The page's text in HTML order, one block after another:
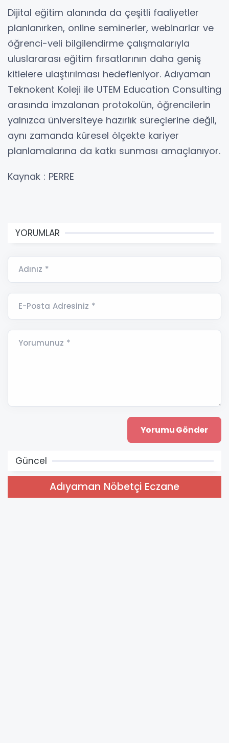
Dijital eğitim alanında da çeşitli faaliyetler
planlanırken, online seminerler, webinarlar ve
öğrenci-veli bilgilendirme çalışmalarıyla
uluslararası eğitim fırsatlarının daha geniş
kitlelere ulaştırılması hedefleniyor. Adıyaman
Teknokent Koleji ile UTEM Education Consulting
arasında imzalanan protokolün, öğrencilerin
yalnızca üniversiteye hazırlık süreçlerine değil,
aynı zamanda küresel ölçekte kariyer
planlamalarına da katkı sunması amaçlanıyor.
Kaynak : PERRE
YORUMLAR
Adınız *
E-Posta Adresiniz *
Yorumunuz *
Güncel
Adıyaman Nöbetçi Eczane